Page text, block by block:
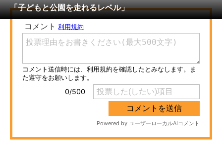
メディア
注目記事を集めた総合ページ
ITの今と未来を見通す
スマホと通信の最新トレンド
進化するPCとデバイスの未来
「子どもと公園を走れるレベル」